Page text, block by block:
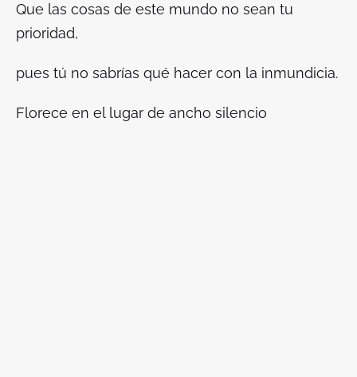
Que las cosas de este mundo no sean tu
prioridad,
pues tú no sabrías qué hacer con la inmundicia.
Florece en el lugar de ancho silencio